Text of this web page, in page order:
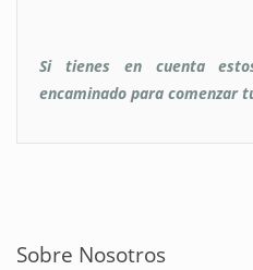
Si tienes en cuenta
encaminado para comenzar
Sobre Nosotros